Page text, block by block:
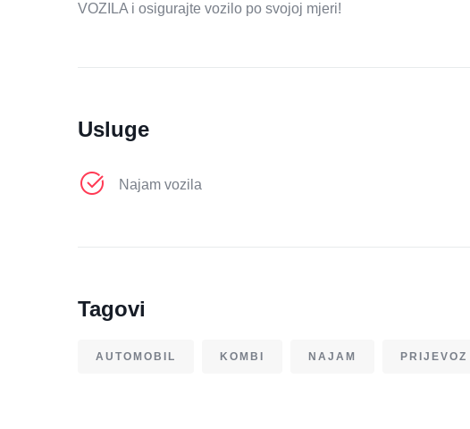
VOZILA i osigurajte vozilo po svojoj mjeri!
Usluge
Najam vozila
Tagovi
AUTOMOBIL KOMBI NAJAM PRIJEVOZ